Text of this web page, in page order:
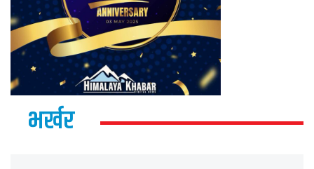
भर्खर